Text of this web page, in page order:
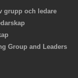
grupp och ledare
Group and Leaders